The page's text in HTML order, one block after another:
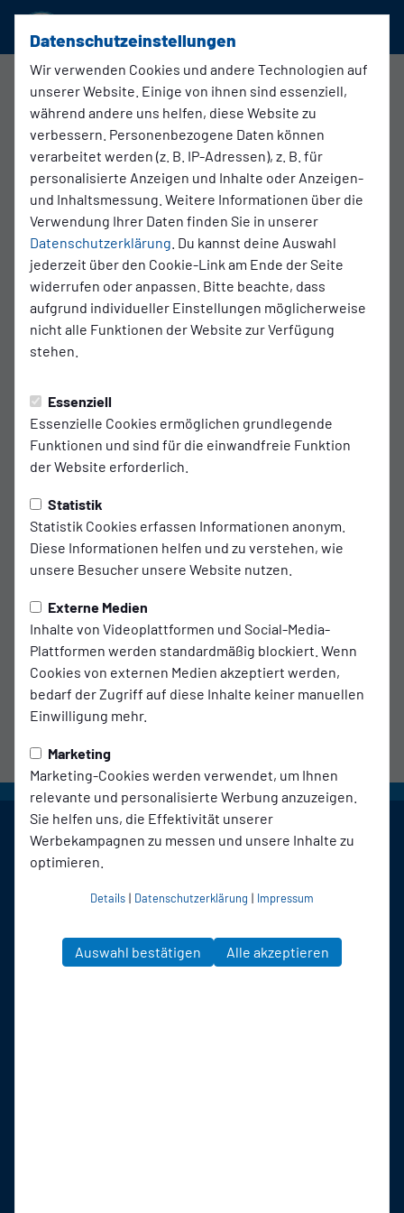
Datenschutzeinstellungen
Wir verwenden Cookies und andere Technologien auf
unserer Website. Einige von ihnen sind essenziell,
während andere uns helfen, diese Website zu
verbessern. Personenbezogene Daten können
verarbeitet werden (z. B. IP-Adressen), z. B. für
personalisierte Anzeigen und Inhalte oder Anzeigen-
und Inhaltsmessung. Weitere Informationen über die
Verwendung Ihrer Daten finden Sie in unserer
Datenschutzerklärung . Du kannst deine Auswahl
jederzeit über den Cookie-Link am Ende der Seite
widerrufen oder anpassen. Bitte beachte, dass
aufgrund individueller Einstellungen möglicherweise
nicht alle Funktionen der Website zur Verfügung
stehen.
Essenziell
Essenzielle Cookies ermöglichen grundlegende
Funktionen und sind für die einwandfreie Funktion
der Website erforderlich.
Statistik
Statistik Cookies erfassen Informationen anonym.
Diese Informationen helfen und zu verstehen, wie
unsere Besucher unsere Website nutzen.
Externe Medien
Inhalte von Videoplattformen und Social-Media-
Plattformen werden standardmäßig blockiert. Wenn
Cookies von externen Medien akzeptiert werden,
bedarf der Zugriff auf diese Inhalte keiner manuellen
Einwilligung mehr.
Marketing
Marketing-Cookies werden verwendet, um Ihnen
relevante und personalisierte Werbung anzuzeigen.
Sie helfen uns, die Effektivität unserer
Werbekampagnen zu messen und unsere Inhalte zu
optimieren.
Details | Datenschutzerklärung | Impressum
Auswahl bestätigen Alle akzeptieren
D2 Junioren
Übersicht Funktionsteam
Trainingszeiten
DI. 18:15 - 19:45 Uhr
IMS Arena (Kleinfeld)
Kabine: 6
DO. 18:15 - 19:45 Uhr
IMS Arena (Kleinfeld)
FR.15:30 - 16:45 Uhr
IMS Arena (Kleinfeld)
Kabine: 3